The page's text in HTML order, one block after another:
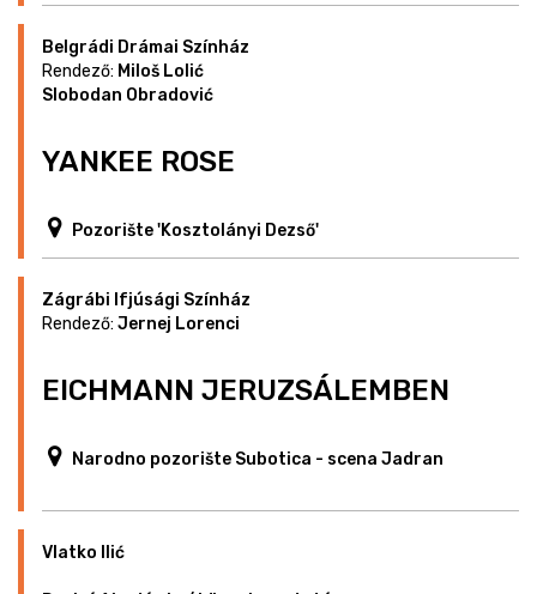
Belgrádi Drámai Színház
Rendező: Miloš Lolić
Slobodan Obradović
YANKEE ROSE
Pozorište 'Kosztolányi Dezső'
Zágrábi Ifjúsági Színház
Rendező: Jernej Lorenci
EICHMANN JERUZSÁLEMBEN
Narodno pozorište Subotica - scena Jadran
Vlatko Ilić